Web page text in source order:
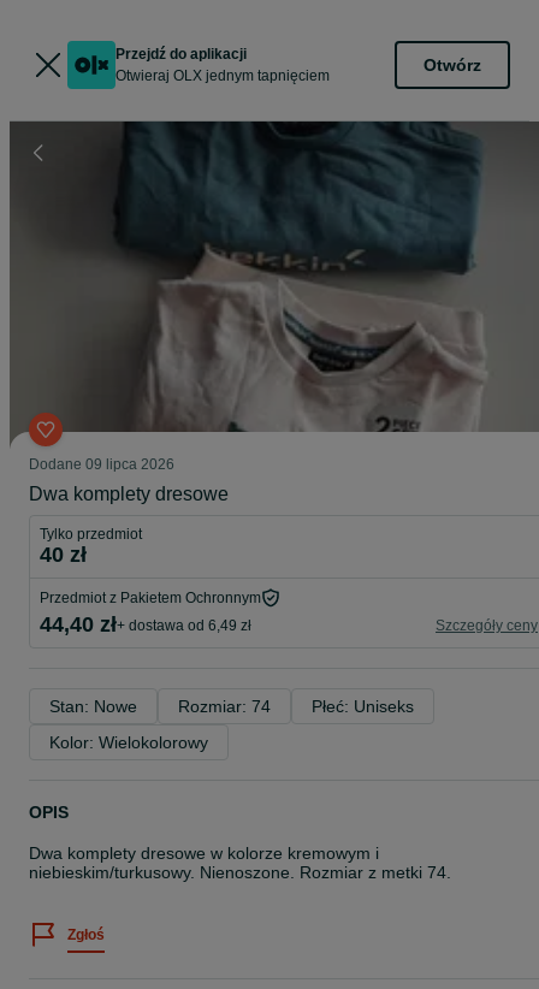
Przejdź do aplikacji
Otwieraj OLX jednym tapnięciem
Otwórz
Dodane 09 lipca 2026
Dwa komplety dresowe
Tylko przedmiot
40 zł
Przedmiot z Pakietem Ochronnym
44,40 zł+ dostawa od 6,49 zł Szczegóły ceny
Stan: Nowe Rozmiar: 74
Płeć: Uniseks
Kolor: Wielokolorowy
OPIS
Dwa komplety dresowe w kolorze kremowym i
niebieskim/turkusowy. Nienoszone. Rozmiar z metki 74.
Zgłoś